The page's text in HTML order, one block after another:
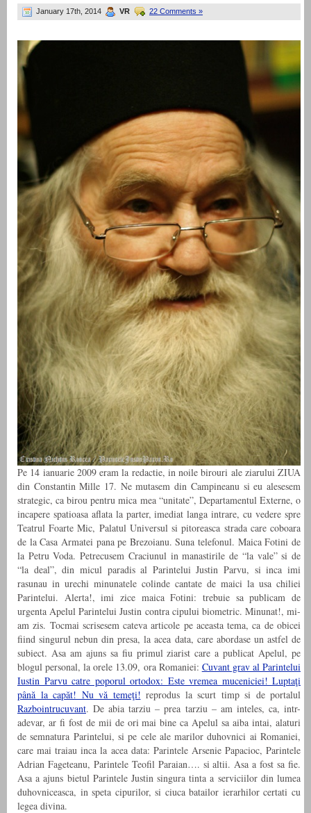
January 17th, 2014 VR 22 Comments »
Pe 14 ianuarie 2009 eram la redactie, in noile birouri ale ziarului ZIUA
din Constantin Mille 17. Ne mutasem din Campineanu si eu alesesem
strategic, ca birou pentru mica mea “unitate”, Departamentul Externe, o
incapere spatioasa aflata la parter, imediat langa intrare, cu vedere spre
Teatrul Foarte Mic, Palatul Universul si pitoreasca strada care coboara
de la Casa Armatei pana pe Brezoianu. Suna telefonul. Maica Fotini de
la Petru Voda. Petrecusem Craciunul in manastirile de “la vale” si de
“la deal”, din micul paradis al Parintelui Justin Parvu, si inca imi
rasunau in urechi minunatele colinde cantate de maici la usa chiliei
Parintelui. Alerta!, imi zice maica Fotini: trebuie sa publicam de
urgenta Apelul Parintelui Justin contra cipului biometric. Minunat!, mi-
am zis. Tocmai scrisesem cateva articole pe aceasta tema, ca de obicei
fiind singurul nebun din presa, la acea data, care abordase un astfel de
subiect. Asa am ajuns sa fiu primul ziarist care a publicat Apelul, pe
blogul personal, la orele 13.09, ora Romaniei: Cuvant grav al Parintelui
Iustin Parvu catre poporul ortodox: Este vremea muceniciei! Luptaţi
până la capăt! Nu vă temeţi! reprodus la scurt timp si de portalul
Razbointrucuvant. De abia tarziu – prea tarziu – am inteles, ca, intr-
adevar, ar fi fost de mii de ori mai bine ca Apelul sa aiba intai, alaturi
de semnatura Parintelui, si pe cele ale marilor duhovnici ai Romaniei,
care mai traiau inca la acea data: Parintele Arsenie Papacioc, Parintele
Adrian Fageteanu, Parintele Teofil Paraian…. si altii. Asa a fost sa fie.
Asa a ajuns bietul Parintele Justin singura tinta a serviciilor din lumea
duhovniceasca, in speta cipurilor, si ciuca batailor ierarhilor certati cu
legea divina.